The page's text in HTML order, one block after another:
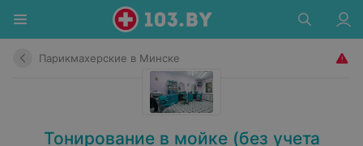
Парикмахерские в Минске
Тонирование в мойке (без учета